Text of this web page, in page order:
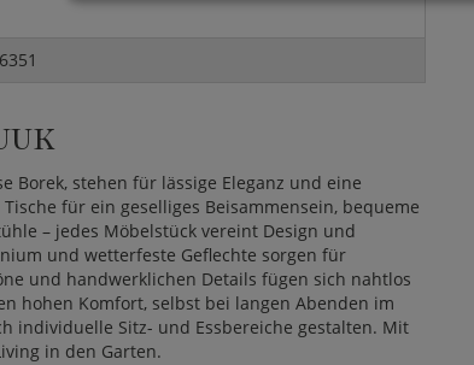
Borek, stehen für lässige Eleganz und eine
für ein geselliges Beisammensein, bequeme
– jedes Möbelstück vereint Design und
und wetterfeste Geflechte sorgen für
und handwerklichen Details fügen sich nahtlos
hohen Komfort, selbst bei langen Abenden im
individuelle Sitz- und Essbereiche gestalten. Mit
in den Garten.